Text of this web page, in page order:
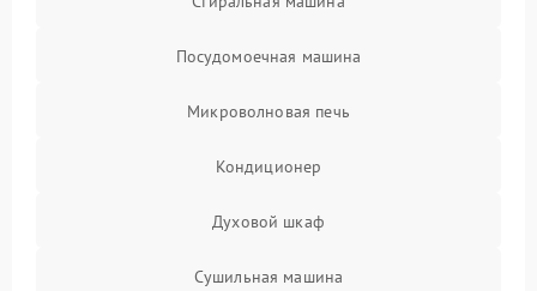
Посудомоечная машина
Микроволновая печь
Кондиционер
Духовой шкаф
Сушильная машина